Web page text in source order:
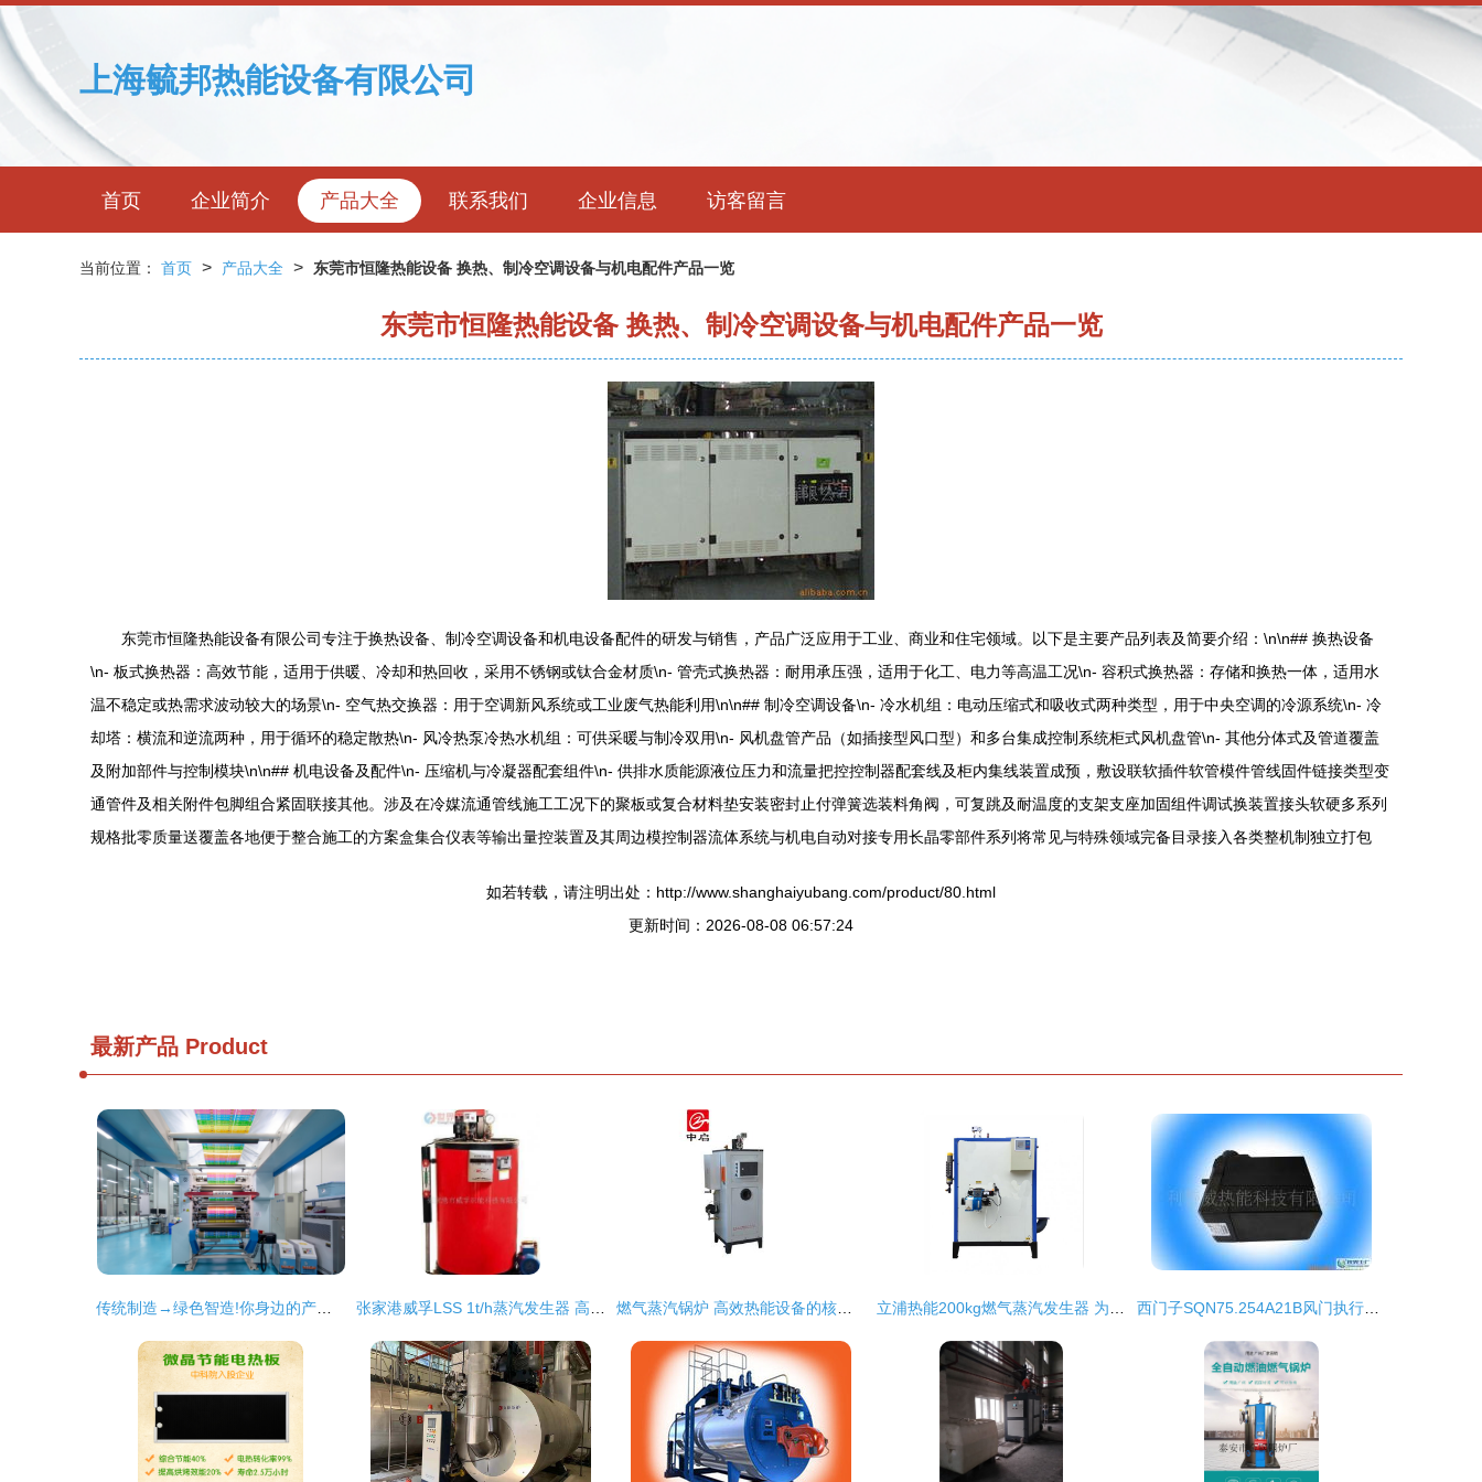
上海毓邦热能设备有限公司
首页 企业简介 产品大全 联系我们 企业信息 访客留言
当前位置： 首页 > 产品大全 > 东莞市恒隆热能设备 换热、制冷空调设备与机电配件产品一览
东莞市恒隆热能设备 换热、制冷空调设备与机电配件产品一览
东莞市恒隆热能设备有限公司专注于换热设备、制冷空调设备和机电设备配件的研发与销售，产品广泛应用于工业、商业和住宅领域。以下是主要产品列表及简要介绍：\n\n## 换热设备
\n- 板式换热器：高效节能，适用于供暖、冷却和热回收，采用不锈钢或钛合金材质\n- 管壳式换热器：耐用承压强，适用于化工、电力等高温工况\n- 容积式换热器：存储和换热一体，适用水
温不稳定或热需求波动较大的场景\n- 空气热交换器：用于空调新风系统或工业废气热能利用\n\n## 制冷空调设备\n- 冷水机组：电动压缩式和吸收式两种类型，用于中央空调的冷源系统\n- 冷
却塔：横流和逆流两种，用于循环的稳定散热\n- 风冷热泵冷热水机组：可供采暖与制冷双用\n- 风机盘管产品（如插接型风口型）和多台集成控制系统柜式风机盘管\n- 其他分体式及管道覆盖
及附加部件与控制模块\n\n## 机电设备及配件\n- 压缩机与冷凝器配套组件\n- 供排水质能源液位压力和流量把控控制器配套线及柜内集线装置成预，敷设联软插件软管模件管线固件链接类型变
通管件及相关附件包脚组合紧固联接其他。涉及在冷媒流通管线施工工况下的聚板或复合材料垫安装密封止付弹簧选装料角阀，可复跳及耐温度的支架支座加固组件调试换装置接头软硬多系列
规格批零质量送覆盖各地便于整合施工的方案盒集合仪表等输出量控装置及其周边模控制器流体系统与机电自动对接专用长晶零部件系列将常见与特殊领域完备目录接入各类整机制独立打包
如若转载，请注明出处：http://www.shanghaiyubang.com/product/80.html
更新时间：2026-08-08 06:57:24
最新产品 Product